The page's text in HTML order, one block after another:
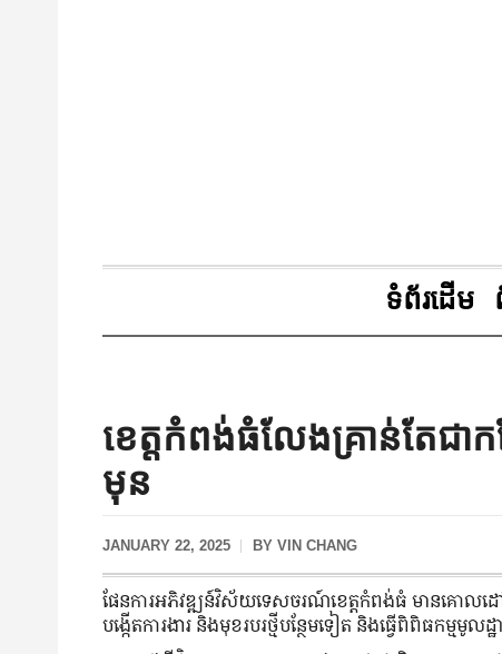
ទំព័រដើម
ខេត្តកំពង់ធំលែងគ្រាន់តែជ
មុន
JANUARY 22, 2025 BY VIN CHANG
ផែនការអភិវឌ្ឍន៍វិស័យទេសចរណ៍ខេត្តកំពង់ធំ មានគោលដៅ
បង្កើតការងារ និងមុខរបរថ្មីបន្ថែមទៀត និងធ្វើពិពិធកម្